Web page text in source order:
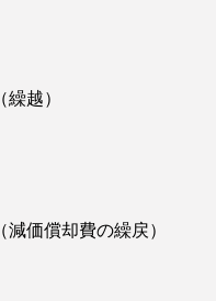
越）
価償却費の繰戻）